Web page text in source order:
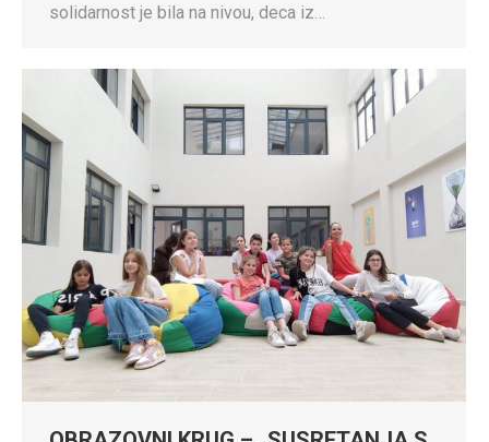
solidarnost je bila na nivou, deca iz…